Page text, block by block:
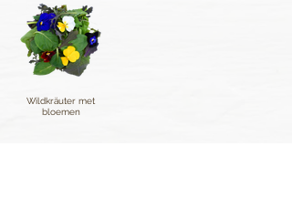
Wildkräuter met
bloemen